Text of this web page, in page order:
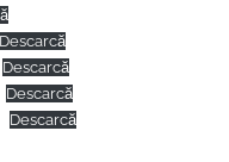
Descarcă
Descarcă
Descarcă
Descarcă